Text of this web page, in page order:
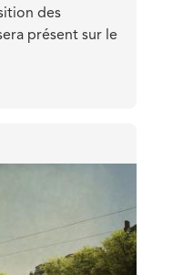
des
présent sur le